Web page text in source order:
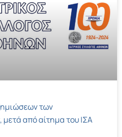
των
από αίτημα του ΙΣΑ